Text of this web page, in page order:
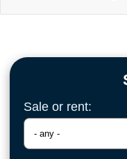
Sale or rent: